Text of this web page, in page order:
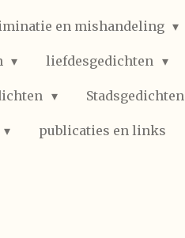
en mishandeling
liefdesgedichten
Stadsgedichten
publicaties en links